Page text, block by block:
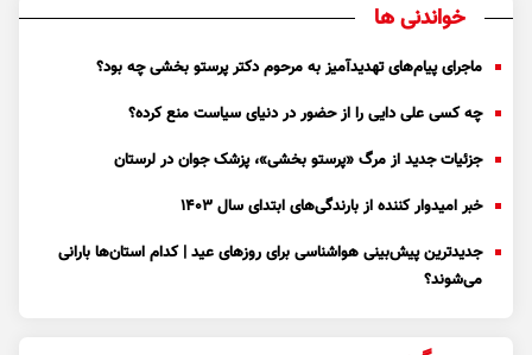
خواندنی ها
ماجرای پیام‌های تهدیدآمیز به مرحوم دکتر پرستو بخشی چه بود؟
چه کسی علی دایی را از حضور در دنیای سیاست منع کرده؟
جزئیات جدید از مرگ «پرستو بخشی»، پزشک جوان در لرستان
خبر امیدوار کننده از بارندگی‌های ابتدای سال ۱۴۰۳
جدیدترین پیش‌بینی هواشناسی برای روزهای عید | کدام استان‌ها بارانی
می‌شوند؟